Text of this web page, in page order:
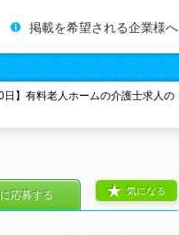
掲載を希望される企業様へ
日】有料老人ホームの介護士求人の
気になる
応募する